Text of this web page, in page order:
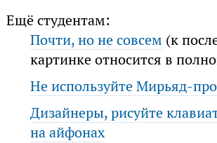
Ещё студентам:
Почти, но не совсем (к
картинке относится в
Не используйте Мирьяд-про
Дизайнеры, рисуйте
на айфонах